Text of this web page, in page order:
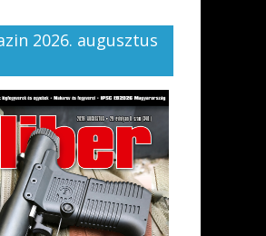
2026. augusztus